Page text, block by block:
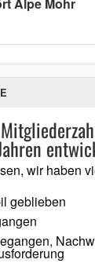
wir haben
geblieben